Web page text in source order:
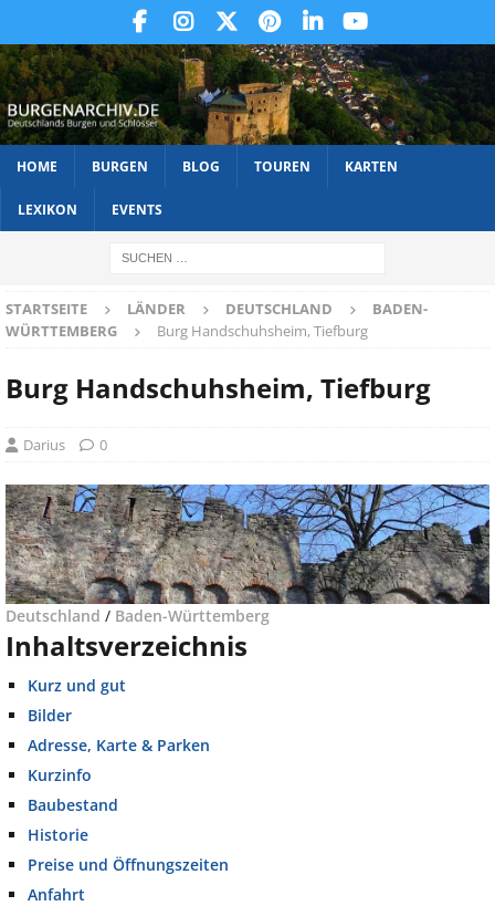
HOME BURGEN BLOG TOUREN KARTEN
LEXIKON EVENTS
STARTSEITE LÄNDER DEUTSCHLAND
BADEN-
WÜRTTEMBERG
Burg Handschuhsheim, Tiefburg
Burg Handschuhsheim, Tiefburg
Darius 0
Deutschland / Baden-Württemberg
Inhaltsverzeichnis
Kurz und gut
Bilder
Adresse, Karte & Parken
Kurzinfo
Baubestand
Historie
Preise und Öffnungszeiten
Anfahrt